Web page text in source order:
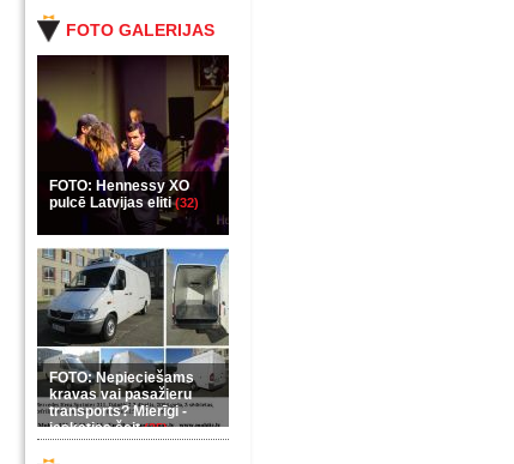
FOTO GALERIJAS
FOTO: Hennessy XO
pulcē Latvijas eliti(32)
FOTO: Nepieciešams
kravas vai pasažieru
transports? Mierīgi -
ieskaties šeit(35)